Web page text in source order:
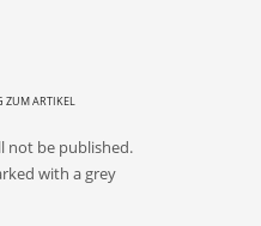
ZUM ARTIKEL
not be published.
with a grey